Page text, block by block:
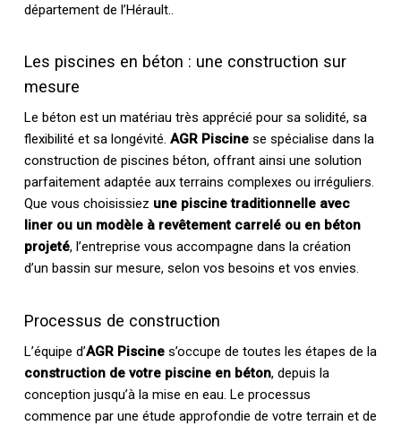
département de l’Hérault..
Les piscines en béton : une construction sur
mesure
Le béton est un matériau très apprécié pour sa solidité, sa
flexibilité et sa longévité. AGR Piscinese spécialise dans la
construction de piscines béton, offrant ainsi une solution
parfaitement adaptée aux terrains complexes ou irréguliers.
Que vous choisissiez une piscine traditionnelle avec
liner ou un modèle à revêtement carrelé ou en béton
projeté, l’entreprise vous accompagne dans la création
d’un bassin sur mesure, selon vos besoins et vos envies.
Processus de construction
L’équipe d’AGR Piscines’occupe de toutes les étapes de la
construction de votre piscine en béton, depuis la
conception jusqu’à la mise en eau. Le processus
commence par une étude approfondie de votre terrain et de